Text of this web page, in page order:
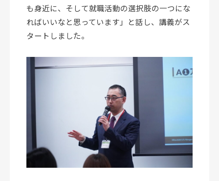
も身近に、そして就職活動の選択肢の一つにな
ればいいなと思っています」と話し、講義がス
タートしました。